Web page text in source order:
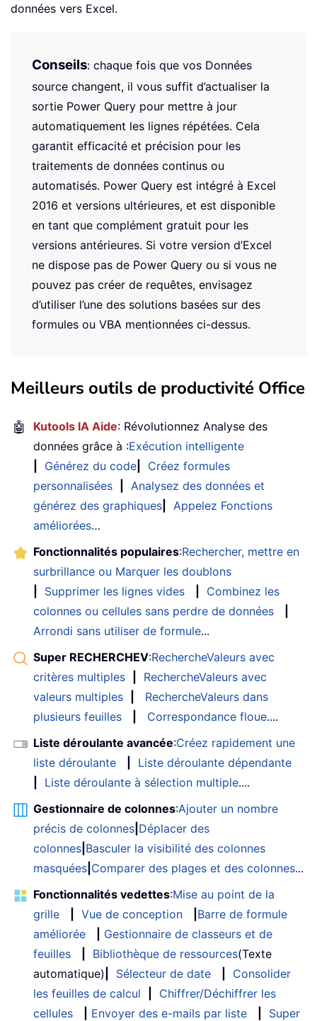
données vers Excel.
Conseils: chaque fois que vos Données
source changent, il vous suffit d’actualiser la
sortie Power Query pour mettre à jour
automatiquement les lignes répétées. Cela
garantit efficacité et précision pour les
traitements de données continus ou
automatisés. Power Query est intégré à Excel
2016 et versions ultérieures, et est disponible
en tant que complément gratuit pour les
versions antérieures. Si votre version d’Excel
ne dispose pas de Power Query ou si vous ne
pouvez pas créer de requêtes, envisagez
d’utiliser l’une des solutions basées sur des
formules ou VBA mentionnées ci-dessus.
Meilleurs outils de productivité Office
🤖 Kutools IA Aide: Révolutionnez Analyse des
données grâce à :Exécution intelligente
Générez du code
Créez formules
personnalisées
Analysez des données et
générez des graphiques
Appelez Fonctions
améliorées…
Fonctionnalités populaires:Rechercher, mettre en
surbrillance ou Marquer les doublons
Supprimer les lignes vides
Combinez les
colonnes ou cellules sans perdre de données
Arrondi sans utiliser de formule...
Super RECHERCHEV:RechercheValeurs avec
critères multiples
RechercheValeurs avec
valeurs multiples
RechercheValeurs dans
plusieurs feuilles
Correspondance floue....
Liste déroulante avancée:Créez rapidement une
liste déroulante
Liste déroulante dépendante
Liste déroulante à sélection multiple....
Gestionnaire de colonnes:Ajouter un nombre
précis de colonnes Déplacer des
colonnes Basculer la visibilité des colonnes
masquées Comparer des plages et des colonnes...
Fonctionnalités vedettes:Mise au point de la
grille
Vue de conception
Barre de formule
améliorée
Gestionnaire de classeurs et de
feuilles
Bibliothèque de ressources(Texte
automatique)
Sélecteur de date
Consolider
les feuilles de calcul
Chiffrer/Déchiffrer les
cellules
Envoyer des e-mails par liste
Super